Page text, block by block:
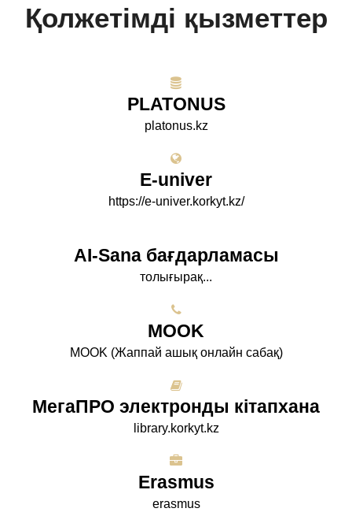
Қолжетімді қызметтер
PLATONUS
platonus.kz
E-univer
https://e-univer.korkyt.kz/
AI-Sana бағдарламасы
толығырақ...
МООK
МООK (Жаппай ашық онлайн сабақ)
МегаПРО электронды кітапхана
library.korkyt.kz
Erasmus
erasmus